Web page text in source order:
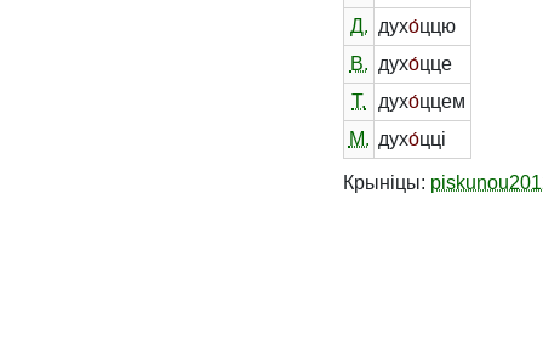
Д. духо́ццю
В. духо́цце
Т.
духо́ццем
М. духо́цці
Крыніцы: